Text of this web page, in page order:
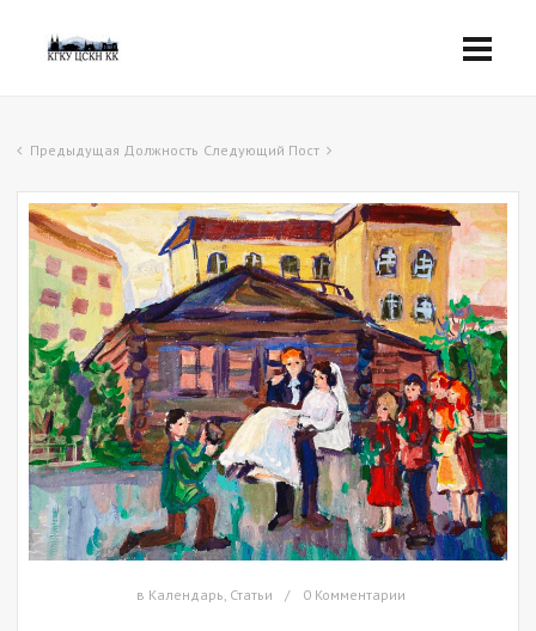
Предыдущая Должность Следующий Пост
в Календарь, Статьи 0 Комментарии